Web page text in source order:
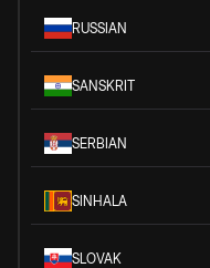
RUSSIAN
SANSKRIT
SERBIAN
SINHALA
SLOVAK